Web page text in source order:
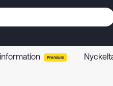
Premium